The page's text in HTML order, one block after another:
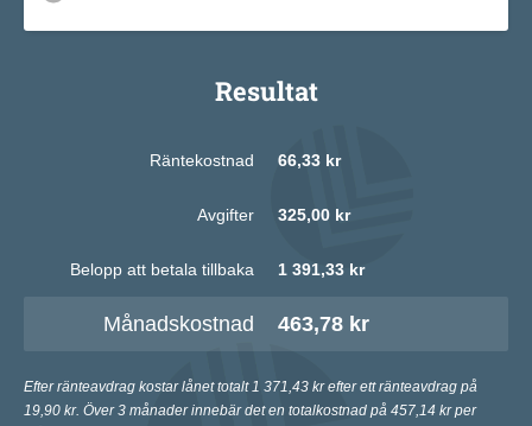
Resultat
Räntekostnad 66,33 kr
Avgifter 325,00 kr
Belopp att betala tillbaka 1 391,33 kr
Månadskostnad 463,78 kr
Efter ränteavdrag kostar lånet totalt 1 371,43 kr efter ett ränteavdrag på
19,90 kr. Över 3 månader innebär det en totalkostnad på 457,14 kr per